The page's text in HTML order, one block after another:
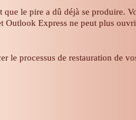
que le pire a dû déjà se produire.
Outlook Express ne peut plus
le processus de restauration de